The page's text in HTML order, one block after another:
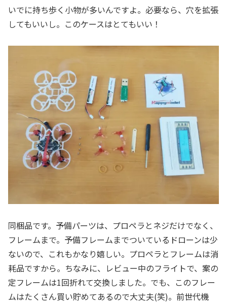
いでに持ち歩く小物が多いんですよ。必要なら、穴を拡張
してもいいし。このケースはとてもいい！
同梱品です。予備パーツは、プロペラとネジだけでなく、
フレームまで。予備フレームまでついているドローンは少
ないので、これもかなり嬉しい。プロペラとフレームは消
耗品ですから。ちなみに、レビュー中のフライトで、案の
定フレームは1回折れて交換しました。でも、このフレー
ムはたくさん買い貯めてあるので大丈夫(笑)。前世代機